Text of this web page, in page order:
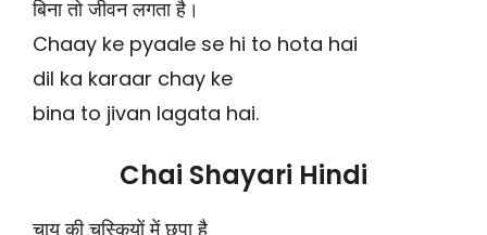
बिना तो जीवन लगता है।
Chaay ke pyaale se hi to hota hai
dil ka karaar chay ke
bina to jivan lagata hai.
Chai Shayari Hindi
चाय की चुस्कियों में छुपा है